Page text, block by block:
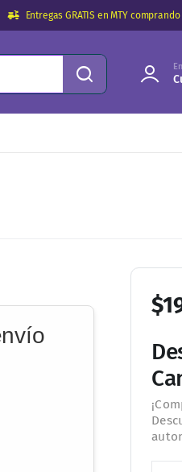
Entregas GRATIS en MTY
$